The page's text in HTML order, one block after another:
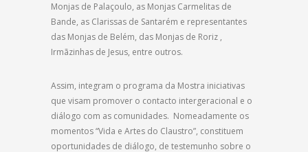
Monjas de Palaçoulo, as Monjas Carmelitas de
Bande, as Clarissas de Santarém e representantes
das Monjas de Belém, das Monjas de Roriz ,
Irmãzinhas de Jesus, entre outros.
Assim, integram o programa da Mostra iniciativas
que visam promover o contacto intergeracional e o
diálogo com as comunidades. Nomeadamente os
momentos “Vida e Artes do Claustro”, constituem
oportunidades de diálogo, de testemunho sobre o